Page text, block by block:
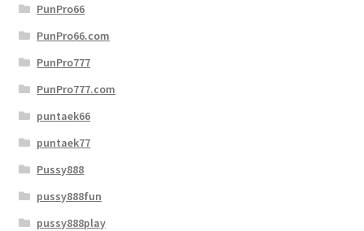
PunPro66
PunPro66.com
PunPro777
PunPro777.com
puntaek66
puntaek77
Pussy888
pussy888fun
pussy888play